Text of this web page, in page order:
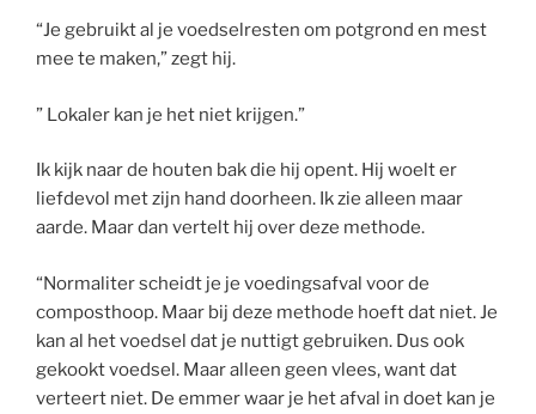
“Je gebruikt al je voedselresten om potgrond en mest
mee te maken,” zegt hij.
” Lokaler kan je het niet krijgen.”
Ik kijk naar de houten bak die hij opent. Hij woelt er
liefdevol met zijn hand doorheen. Ik zie alleen maar
aarde. Maar dan vertelt hij over deze methode.
“Normaliter scheidt je je voedingsafval voor de
composthoop. Maar bij deze methode hoeft dat niet. Je
kan al het voedsel dat je nuttigt gebruiken. Dus ook
gekookt voedsel. Maar alleen geen vlees, want dat
verteert niet. De emmer waar je het afval in doet kan je